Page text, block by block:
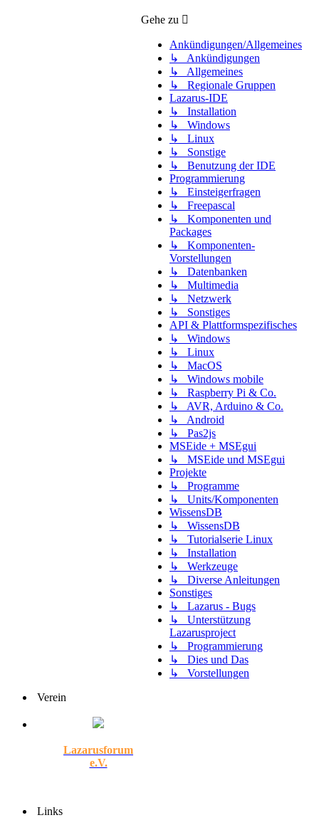
Gehe zu
Ankündigungen/Allgemeines
↳ Ankündigungen
↳ Allgemeines
↳ Regionale Gruppen
Lazarus-IDE
↳ Installation
↳ Windows
↳ Linux
↳ Sonstige
↳ Benutzung der IDE
Programmierung
↳ Einsteigerfragen
↳ Freepascal
↳ Komponenten und
Packages
↳ Komponenten-
Vorstellungen
↳ Datenbanken
↳ Multimedia
↳ Netzwerk
↳ Sonstiges
API & Plattformspezifisches
↳ Windows
↳ Linux
↳ MacOS
↳ Windows mobile
↳ Raspberry Pi & Co.
↳ AVR, Arduino & Co.
↳ Android
↳ Pas2js
MSEide + MSEgui
↳ MSEide und MSEgui
Projekte
↳ Programme
↳ Units/Komponenten
WissensDB
↳ WissensDB
↳ Tutorialserie Linux
↳ Installation
↳ Werkzeuge
↳ Diverse Anleitungen
Sonstiges
↳ Lazarus - Bugs
↳ Unterstützung
Lazarusproject
↳ Programmierung
↳ Dies und Das
↳ Vorstellungen
Verein
Lazarusforum
e.V.
Links